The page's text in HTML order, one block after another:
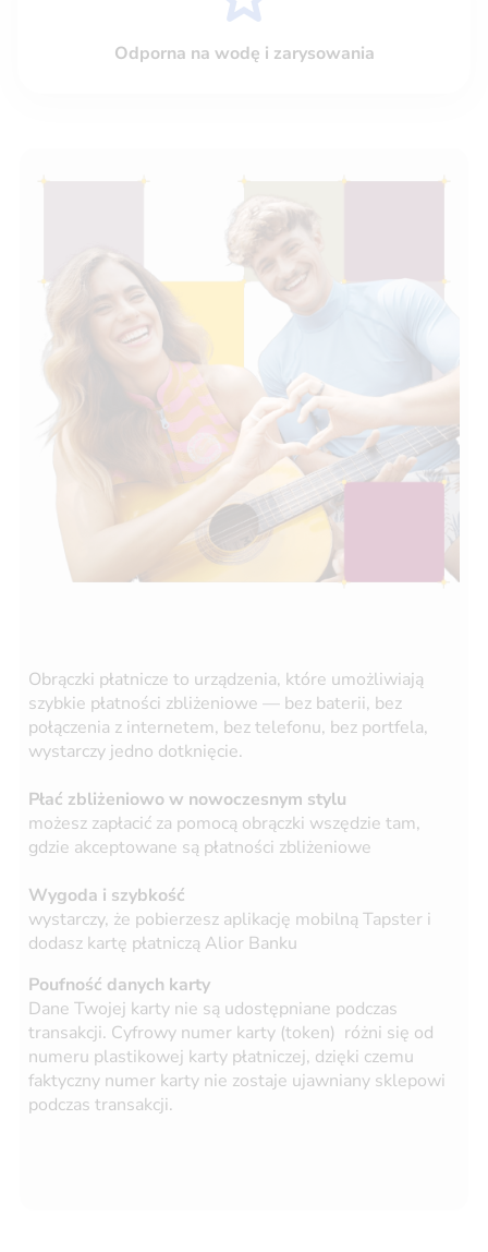
Odporna na wodę i zarysowania
Obrączki płatnicze to urządzenia, które umożliwiają
szybkie płatności zbliżeniowe — bez baterii, bez
połączenia z internetem, bez telefonu, bez portfela,
wystarczy jedno dotknięcie.
Płać zbliżeniowo w nowoczesnym stylu
możesz zapłacić za pomocą obrączki wszędzie tam,
gdzie akceptowane są płatności zbliżeniowe
Wygoda i szybkość
wystarczy, że pobierzesz aplikację mobilną Tapster i
dodasz kartę płatniczą Alior Banku
Poufność danych karty
Dane Twojej karty nie są udostępniane podczas
transakcji. Cyfrowy numer karty (token) różni się od
numeru plastikowej karty płatniczej, dzięki czemu
faktyczny numer karty nie zostaje ujawniany sklepowi
podczas transakcji.